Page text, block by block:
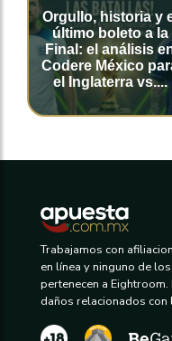
Orgullo, historia y
último boleto a la
Final: el análisis
Codere México
el Inglaterra vs....
Trabajamos con
en línea y ninguno de
pertenecen a
daños relacionados